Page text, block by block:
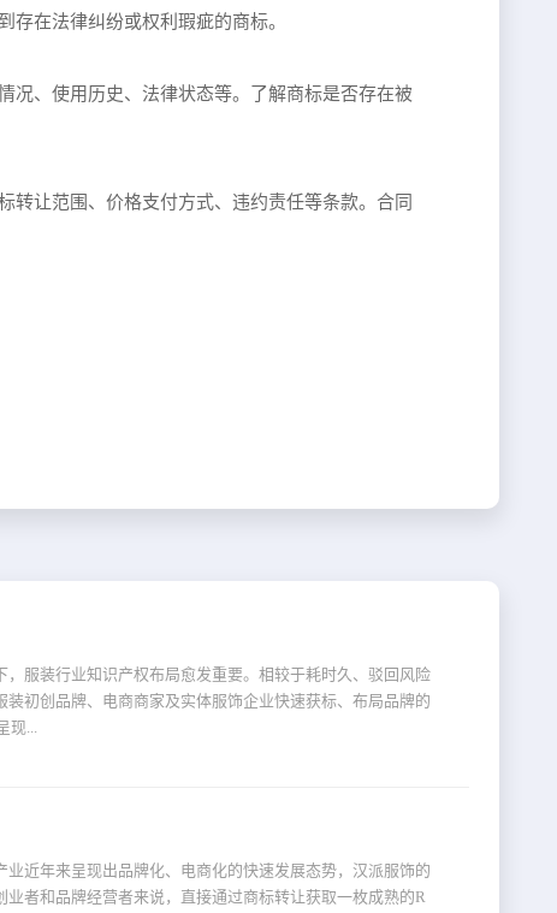
在法律纠纷或权利瑕疵的商标。
况、使用历史、法律状态等。了解商标是否存在被
转让范围、价格支付方式、违约责任等条款。合同
服装行业知识产权布局愈发重要。相较于耗时久、驳回风险
初创品牌、电商商家及实体服饰企业快速获标、布局品牌的
现...
近年来呈现出品牌化、电商化的快速发展态势，汉派服饰的
者和品牌经营者来说，直接通过商标转让获取一枚成熟的R